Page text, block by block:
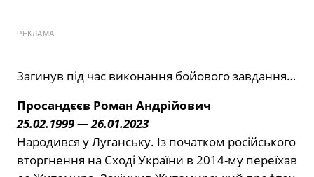
РЕКЛАМА
Загинув під час виконання бойового завдання…
Просандєєв Роман Андрійович
25.02.1999 — 26.01.2023
Народився у Луганську. Із початком російського
вторгнення на Сході України в 2014-му переїхав